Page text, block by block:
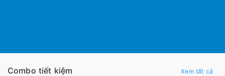
Combo tiết kiệm Xem tất cả